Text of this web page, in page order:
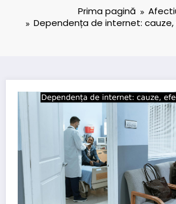
Prima pagină
Dependența de internet: